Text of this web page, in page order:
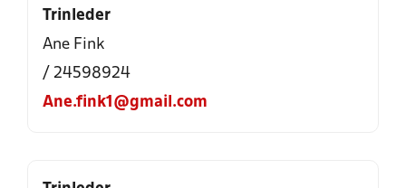
Trinleder
Ane Fink
/ 24598924
Ane.fink1@gmail.com